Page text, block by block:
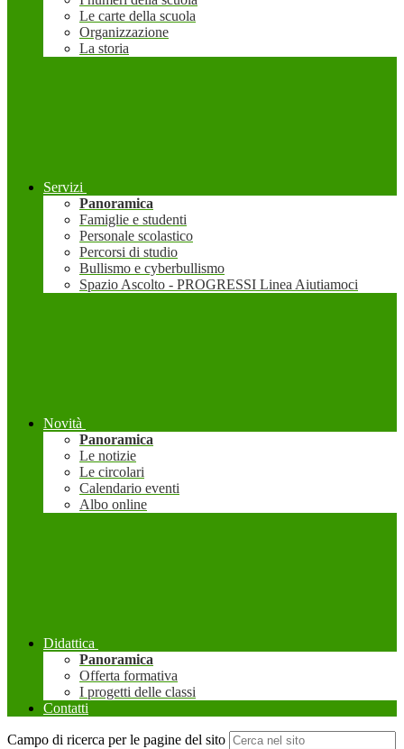
Le carte della scuola
Organizzazione
La storia
Servizi
Panoramica
Famiglie e studenti
Personale scolastico
Percorsi di studio
Bullismo e cyberbullismo
Spazio Ascolto - PROGRESSI Linea Aiutiamoci
Novità
Panoramica
Le notizie
Le circolari
Calendario eventi
Albo online
Didattica
Panoramica
Offerta formativa
I progetti delle classi
Contatti
Campo di ricerca per le pagine del sito